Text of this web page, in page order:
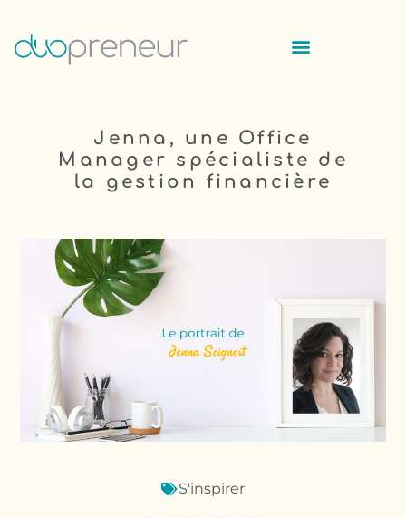
Jenna, une Office
Manager spécialiste de
la gestion financière
S'inspirer